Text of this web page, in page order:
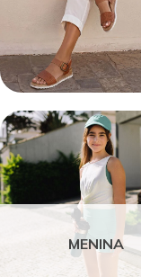
MENINA